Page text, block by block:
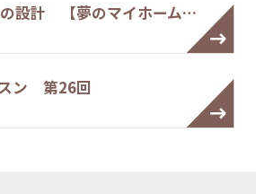
設計 【夢のマイホーム…
ン 第26回